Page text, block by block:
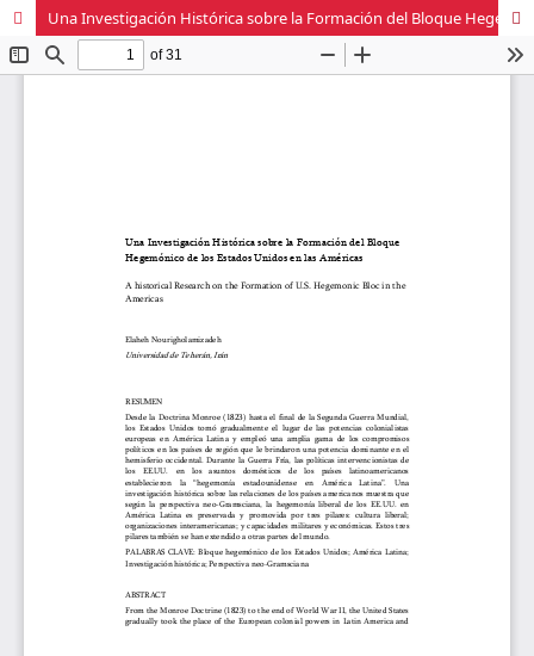
Una Investigación Histórica sobre la Formación del Bloque Hegemónico de los Estados Unidos en las Américas